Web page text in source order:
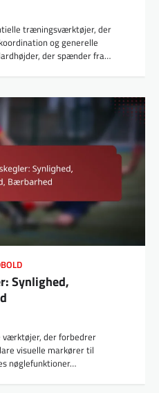
træningsværktøjer, der
og generelle
der spænder fra…
Synlighed,
der forbedrer
visuelle markører til
nøglefunktioner…